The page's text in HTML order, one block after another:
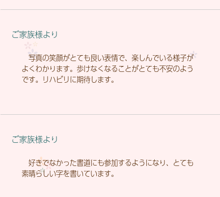
ご家族様より
写真の笑顔がとても良い表情で、楽しんでいる様子が
よくわかります。歩けなくなることがとても不安のよう
です。リハビリに期待します。
ご家族様より
好きでなかった書道にも参加するようになり、とても
素晴らしい字を書いています。